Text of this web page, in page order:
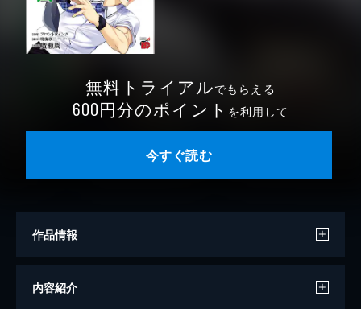
無料トライアルでもらえる
600円分のポイント を利用して
今すぐ読む
作品情報
漫画
内容紹介